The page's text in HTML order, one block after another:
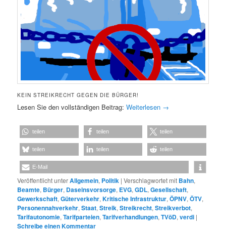
KEIN STREIKRECHT GEGEN DIE BÜRGER!
Lesen Sie den vollständigen Beitrag:Weiterlesen →
teilen teilen teilen
teilen teilen teilen
E-Mail
Veröffentlicht unterAllgemein, Politik |Verschlagwortet mit Bahn,
Beamte, Bürger, Daseinsvorsorge, EVG,GDL,Gesellschaft,
Gewerkschaft,Güterverkehr,Kritische Infrastruktur,ÖPNV,ÖTV,
Personennahverkehr,Staat,Streik,Streikrecht,Streikverbot,
Tarifautonomie,Tarifparteien,Tarifverhandlungen,TVöD,verdi |
Schreibe einen Kommentar